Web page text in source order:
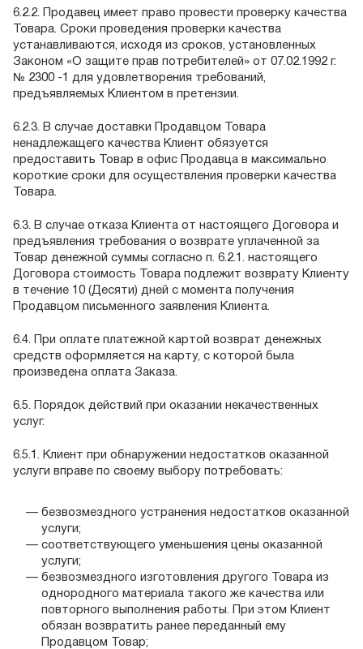
6.2.2. Продавец имеет право провести проверку качества
Товара. Сроки проведения проверки качества
устанавливаются, исходя из сроков, установленных
Законом «О защите прав потребителей» от 07.02.1992 г.
№ 2300 -1 для удовлетворения требований,
предъявляемых Клиентом в претензии.
6.2.3. В случае доставки Продавцом Товара
ненадлежащего качества Клиент обязуется
предоставить Товар в офис Продавца в максимально
короткие сроки для осуществления проверки качества
Товара.
6.3. В случае отказа Клиента от настоящего Договора и
предъявления требования о возврате уплаченной за
Товар денежной суммы согласно п. 6.2.1. настоящего
Договора стоимость Товара подлежит возврату Клиенту
в течение 10 (Десяти) дней с момента получения
Продавцом письменного заявления Клиента.
6.4. При оплате платежной картой возврат денежных
средств оформляется на карту, с которой была
произведена оплата Заказа.
6.5. Порядок действий при оказании некачественных
услуг.
6.5.1. Клиент при обнаружении недостатков оказанной
услуги вправе по своему выбору потребовать:
безвозмездного устранения недостатков оказанной
услуги;
соответствующего уменьшения цены оказанной
услуги;
безвозмездного изготовления другого Товара из
однородного материала такого же качества или
повторного выполнения работы. При этом Клиент
обязан возвратить ранее переданный ему
Продавцом Товар;